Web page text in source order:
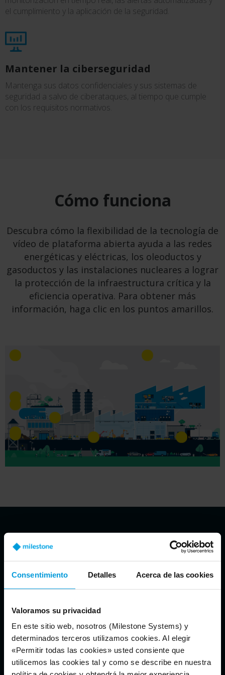
Consentimiento Detalles Acerca de las cookies
Valoramos su privacidad
En este sitio web, nosotros (Milestone Systems) y
determinados terceros utilizamos cookies. Al elegir
«Permitir todas las cookies» usted consiente que
utilicemos las cookies tal y como se describe en nuestra
el cumplimiento y la aplicación de la seguridad.
Mantener la ciberseguridad
Mantenga sus datos confidenciales y sus sistemas de
seguridad a salvo de ciberataques, al tiempo que cumple
con los requisitos normativos.
Cómo funciona
Descubra cómo la flexibilidad de la tecnología de
vídeo de plataforma abierta ayuda a las redes
energéticas y eléctricas, los oleoductos y
gasoductos y las instalaciones nucleares a lograr
la protección de la infraestructura crítica y la
eficiencia operativa. Para obtener más
información, haga clic en los puntos amarillos.
"Yes, I can compare the same
investigation case before XProtect. For
example, I spent an average of 20 to 30
minutes to identify and follow a
tracking is reduced by around 70%
because with the new system, we can
reduce a lot of the investigation time."
- Security manager, logistics